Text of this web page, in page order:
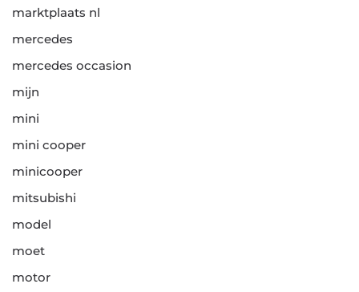
marktplaats nl
mercedes
mercedes occasion
mijn
mini
mini cooper
minicooper
mitsubishi
model
moet
motor